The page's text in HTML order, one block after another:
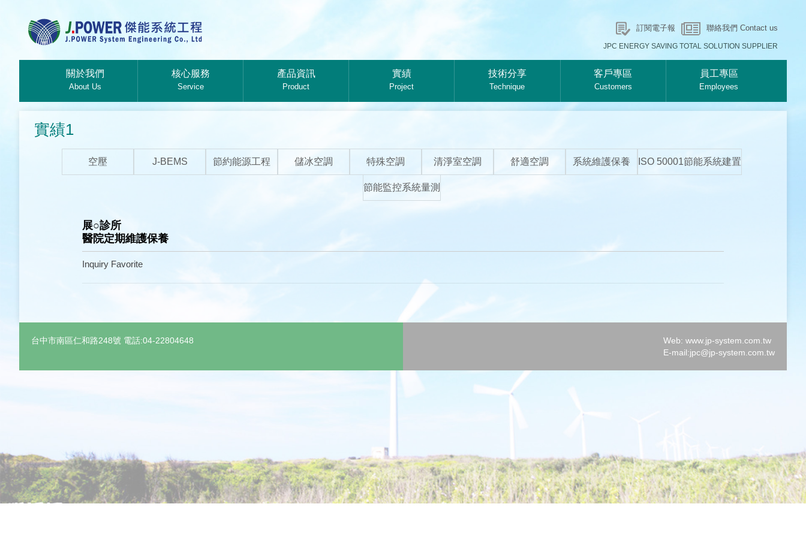
訂閱電子報 聯絡我們 Contact us
JPC ENERGY SAVING TOTAL SOLUTION SUPPLIER
關於我們
About Us
核心服務
Service
產品資訊
Product
實績
Project
技術分享
Technique
客戶專區
Customers
員工專區
Employees
實績1
空壓 J-BEMS 節約能源工程 儲冰空調 特殊空調 清淨室空調 舒適空調 系統維護保養 ISO 50001節能系統建置
節能監控系統量測
展○診所
醫院定期維護保養
Inquiry Favorite
台中市南區仁和路248號 電話:04-22804648
Web: www.jp-system.com.tw
E-mail:jpc@jp-system.com.tw